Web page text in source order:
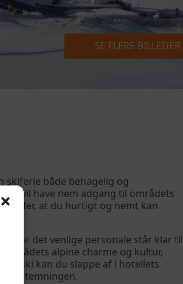
SE FLERE BILLEDER
skiferie både behagelig og
vil have nem adgang til områdets
at du hurtigt og nemt kan
det venlige personale står klar til
alpine charme og kultur,
ski kan du slappe af i hotellets
stemningen.